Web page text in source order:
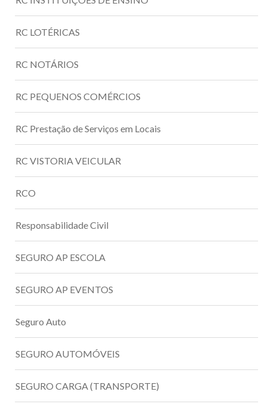
RC LOTÉRICAS
RC NOTÁRIOS
RC PEQUENOS COMÉRCIOS
RC Prestação de Serviços em Locais
RC VISTORIA VEICULAR
RCO
Responsabilidade Civil
SEGURO AP ESCOLA
SEGURO AP EVENTOS
Seguro Auto
SEGURO AUTOMÓVEIS
SEGURO CARGA (TRANSPORTE)